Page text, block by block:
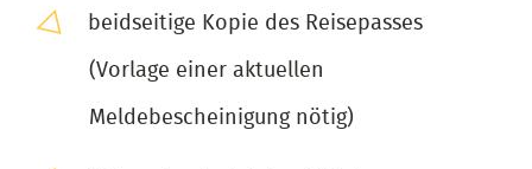
beidseitige Kopie des Reisepasses
(Vorlage einer aktuellen
Meldebescheinigung nötig)